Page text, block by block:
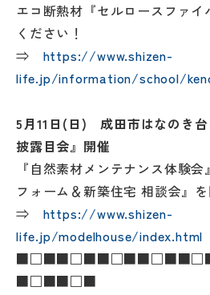
エコ断熱材『セルロースファイ
ください！
⇒ https://www.shizen-
life.jp/information/school/
5月11日(日) 成田市はなのき
披露目会』開催
『自然素材メンテナンス体験
フォーム＆新築住宅 相談会』
⇒ https://www.shizen-
life.jp/modelhouse/index.html
■□■■□■